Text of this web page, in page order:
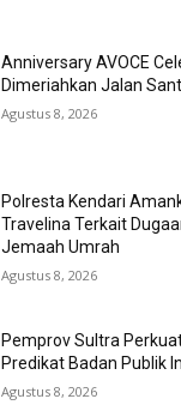
Anniversary AVOCE
Dimeriahkan Jalan
Agustus 8, 2026
Polresta Kendari
Travelina Terkait
Jemaah Umrah
Agustus 8, 2026
Pemprov Sultra
Predikat Badan Publik
Agustus 8, 2026